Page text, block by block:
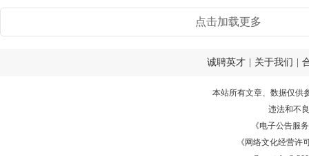
点击加载更多
诚聘英才 关于我们
本站所有文章、数据仅供
违法和不
《电子公告服务
《网络文化经营许